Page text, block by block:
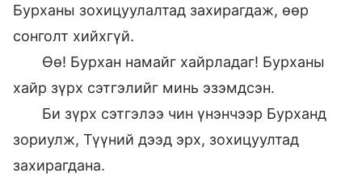
Бурханы зохицуулалтад захирагдаж, өөр
сонголт хийхгүй.
Өө! Бурхан намайг хайрладаг! Бурханы
хайр зүрх сэтгэлийг минь эзэмдсэн.
Би зүрх сэтгэлээ чин үнэнчээр Бурханд
зориулж, Түүний дээд эрх, зохицуултад
захирагдана.